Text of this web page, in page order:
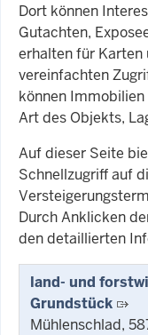
Dort können
Gutachten,
erhalten für
vereinfachten
können
Art des Objekts,
Auf dieser Seite
Schnellzugriff auf
Durch Anklicken
den detaillierten
land- und
Grundstück
Mühlenschlad,